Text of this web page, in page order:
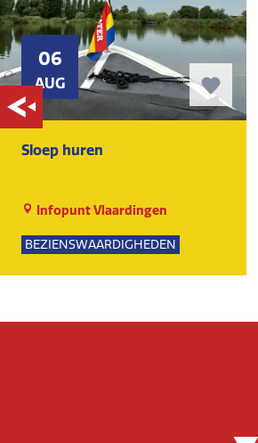
06
AUG
Sloep huren
Infopunt Vlaardingen
BEZIENSWAARDIGHEDEN
NATUUR